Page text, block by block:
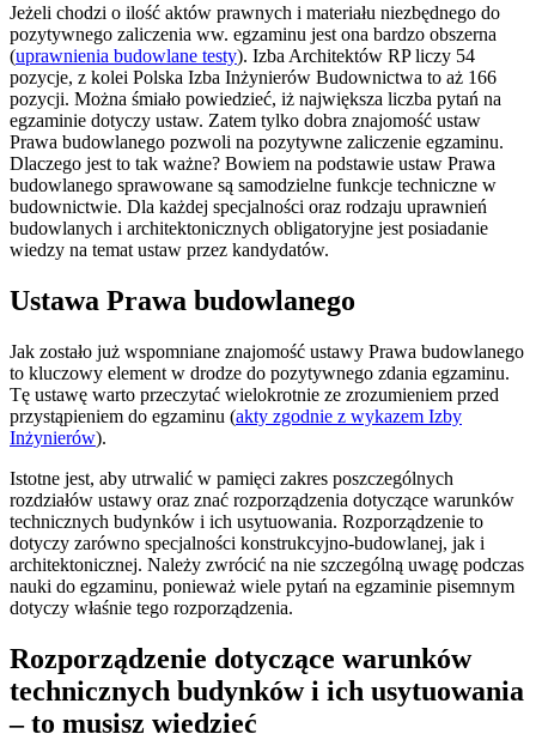
Jeżeli chodzi o ilość aktów prawnych i materiału niezbędnego do
pozytywnego zaliczenia ww. egzaminu jest ona bardzo obszerna
(uprawnienia budowlane testy). Izba Architektów RP liczy 54
pozycje, z kolei Polska Izba Inżynierów Budownictwa to aż 166
pozycji. Można śmiało powiedzieć, iż największa liczba pytań na
egzaminie dotyczy ustaw. Zatem tylko dobra znajomość ustaw
Prawa budowlanego pozwoli na pozytywne zaliczenie egzaminu.
Dlaczego jest to tak ważne? Bowiem na podstawie ustaw Prawa
budowlanego sprawowane są samodzielne funkcje techniczne w
budownictwie. Dla każdej specjalności oraz rodzaju uprawnień
budowlanych i architektonicznych obligatoryjne jest posiadanie
wiedzy na temat ustaw przez kandydatów.
Ustawa Prawa budowlanego
Jak zostało już wspomniane znajomość ustawy Prawa budowlanego
to kluczowy element w drodze do pozytywnego zdania egzaminu.
Tę ustawę warto przeczytać wielokrotnie ze zrozumieniem przed
przystąpieniem do egzaminu (akty zgodnie z wykazem Izby
Inżynierów).
Istotne jest, aby utrwalić w pamięci zakres poszczególnych
rozdziałów ustawy oraz znać rozporządzenia dotyczące warunków
technicznych budynków i ich usytuowania. Rozporządzenie to
dotyczy zarówno specjalności konstrukcyjno-budowlanej, jak i
architektonicznej. Należy zwrócić na nie szczególną uwagę podczas
nauki do egzaminu, ponieważ wiele pytań na egzaminie pisemnym
dotyczy właśnie tego rozporządzenia.
Rozporządzenie dotyczące warunków
technicznych budynków i ich usytuowania
– to musisz wiedzieć